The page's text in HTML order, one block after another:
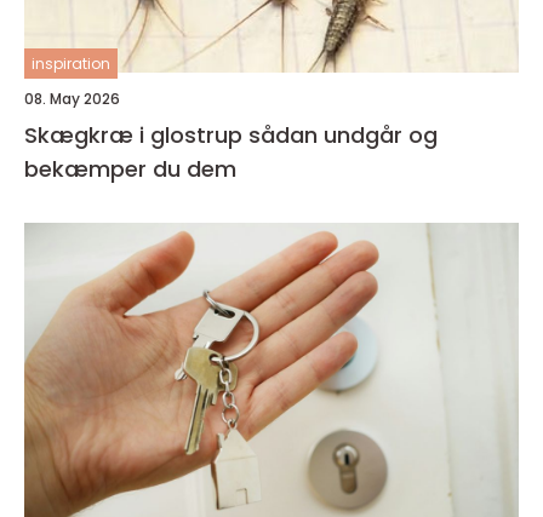
inspiration
08. May 2026
Skægkræ i glostrup sådan undgår og
bekæmper du dem